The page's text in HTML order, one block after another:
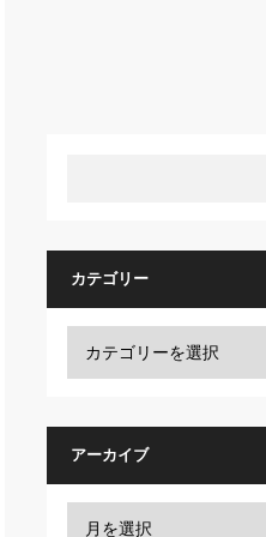
カテゴリー
アーカイブ